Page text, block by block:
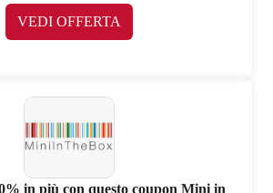
VEDI OFFERTA
in più con questo coupon Mini in